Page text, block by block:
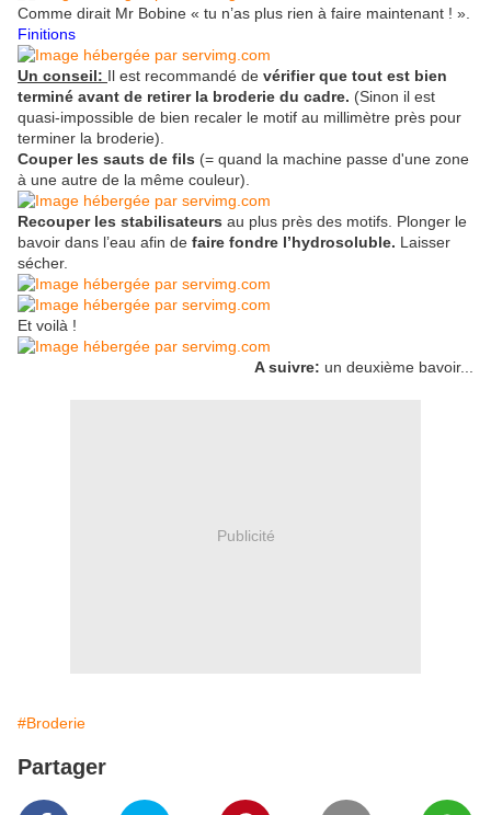
Comme dirait Mr Bobine « tu n’as plus rien à faire maintenant ! ».
Finitions
Un conseil: Il est recommandé de vérifier que tout est bien
terminé avant de retirer la broderie du cadre. (Sinon il est
quasi-impossible de bien recaler le motif au millimètre près pour
terminer la broderie).
Couper les sauts de fils (= quand la machine passe d'une zone
à une autre de la même couleur).
Recouper les stabilisateurs au plus près des motifs. Plonger le
bavoir dans l’eau afin de faire fondre l’hydrosoluble. Laisser
sécher.
Et voilà !
A suivre: un deuxième bavoir...
Publicité
#Broderie
Partager